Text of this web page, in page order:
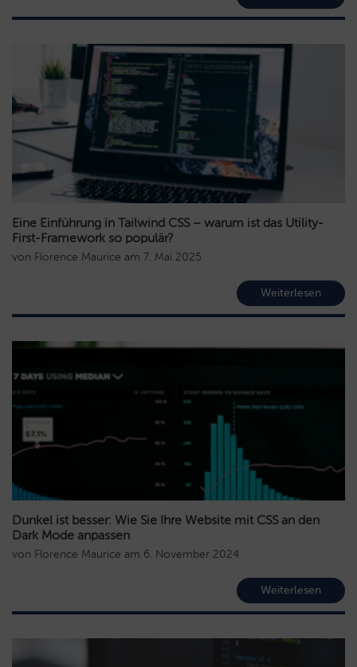
Eine Einführung in Tailwind CSS – warum ist das Utility-
First-Framework so populär?
von Florence Maurice am 7. Mai 2025
Weiterlesen
Dunkel ist besser: Wie Sie Ihre Website mit CSS an den
Dark Mode anpassen
von Florence Maurice am 6. November 2024
Weiterlesen